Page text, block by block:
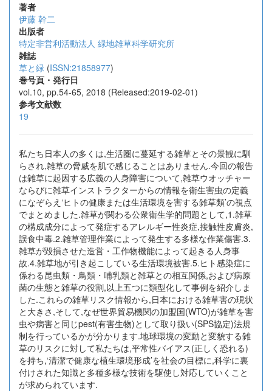
著者
伊藤 幹二
出版者
特定非営利活動法人 緑地雑草科学研究所
雑誌
草と緑 (ISSN:21858977)
巻号頁・発行日
vol.10, pp.54-65, 2018 (Released:2019-02-01)
参考文献数
19
私たち日本人の多くは,生活圏に蔓延する雑草とその景観に馴
らされ,雑草の脅威を肌で感じることはありません.今回の報告
は雑草に起因する広義の人身障害について,雑草ウオッチャー
ならびに雑草インストラクターからの情報を衛生害虫の定義
になぞらえ‘ヒトの健康または生活環境を害する雑草類’の視点
でまとめました.雑草が関わる公衆衛生学的問題として,1.雑草
の構成成分によって発症するアレルギー性炎症,接触性皮膚炎,
誤食中毒.2.雑草管理作業によって発生する多様な作業傷害.3.
雑草が毀損させた造営・工作物機能によって起きる人身事
故.4.雑草地が引き起こしている生活環境被害.5.ヒト感染症に
係わる昆虫類・鳥類・哺乳類と雑草との相互関係,および病原
菌の生態と雑草の役割,以上五つに類型化して事例を紹介しま
した.これらの雑草リスク情報から,日本における雑草害の現状
と大きさ,そして,なぜ世界貿易機関の加盟国(WTO)が雑草を害
虫や病害と同じpest(有害生物)として取り扱い(SPS協定)法規
制を行っているかが分かります.地球環境の変動と変貌する雑
草のリスクに対して私たちは,平常性バイアス(正しく恐れる)
を持ち,‘清潔で健康な植生環境形成’を社会の目標に,科学に裏
付けされた知識と多種多様な技術を駆使し対応していくこと
が求められています.